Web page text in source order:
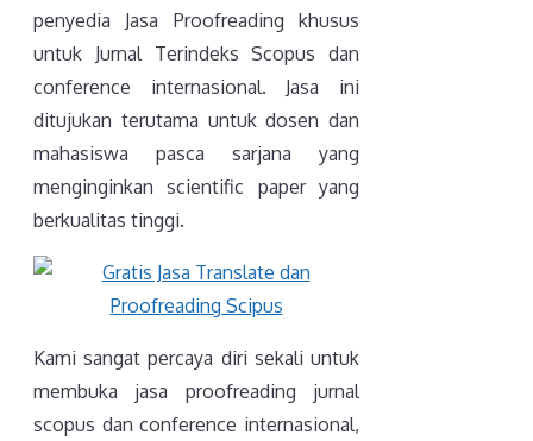
penyedia Jasa Proofreading khusus
untuk Jurnal Terindeks Scopus dan
conference internasional. Jasa ini
ditujukan terutama untuk dosen dan
mahasiswa pasca sarjana yang
menginginkan scientific paper yang
berkualitas tinggi.
Kami sangat percaya diri sekali untuk
membuka jasa proofreading jurnal
scopus dan conference internasional,